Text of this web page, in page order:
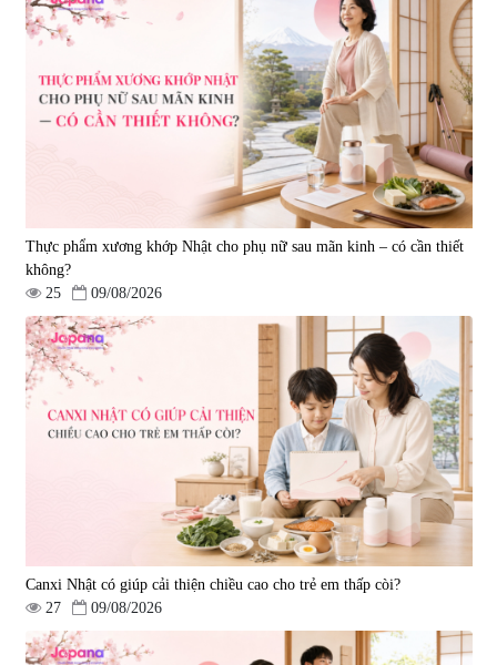
Sleepy Nhật Bản 80 viên
điều trị đột quỵ Biken Kinase
Gold 60 viên
|0
1.570.000 đ
Thực phẩm xương khớp Nhật cho phụ nữ sau mãn kinh – có cần thiết
không?
25
09/08/2026
Canxi Nhật có giúp cải thiện chiều cao cho trẻ em thấp còi?
27
09/08/2026